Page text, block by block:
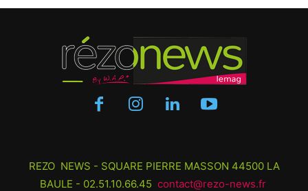
REZO NEWS - SQUARE PIERRE MASSON 44500 LA
BAULE - 02.51.10.66.45 contact@rezo-news.fr